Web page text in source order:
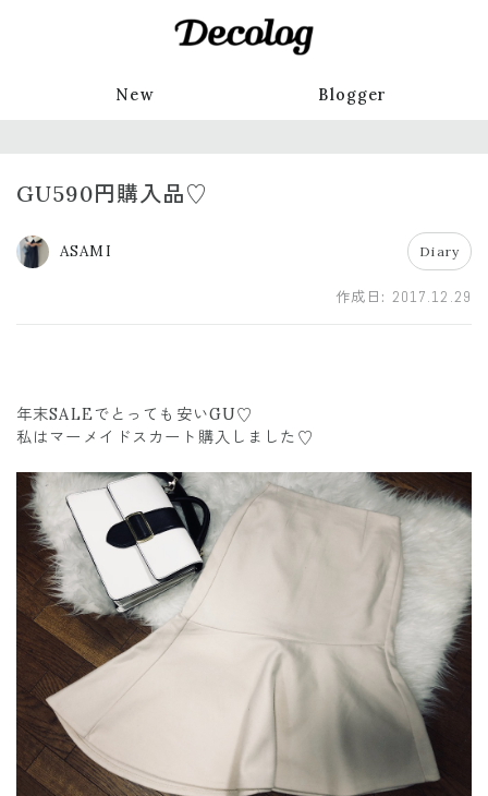
New Blogger
GU590円購入品♡
ASAMI Diary
作成日: 2017.12.29
年末SALEでとっても安いGU♡
私はマーメイドスカート購入しました♡